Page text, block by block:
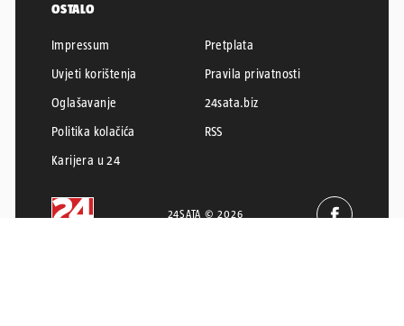
OSTALO
Impressum
Pretplata
Uvjeti korištenja
Pravila privatnosti
Oglašavanje
24sata.biz
Politika kolačića
RSS
Karijera u 24
24SATA © 2026